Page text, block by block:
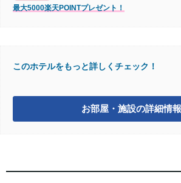
最大5000楽天POINTプレゼント！
このホテルをもっと詳しくチェック！
お部屋・施設の詳細情報